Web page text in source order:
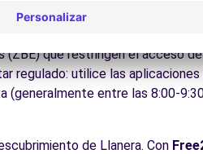
con algunos consejos
españolas, respete los
que restringen el acceso
regulado: utilice las
(generalmente entre las 8:00-
de Llanera. Con